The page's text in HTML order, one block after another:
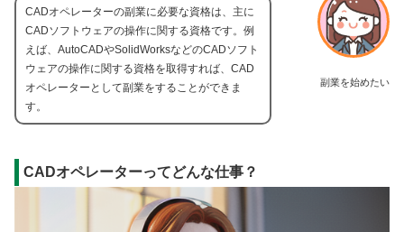
副業を始めたい
CADオペレーターの副業に必要な資格は、主に
CADソフトウェアの操作に関する資格です。例
えば、AutoCADやSolidWorksなどのCADソフト
ウェアの操作に関する資格を取得すれば、CAD
オペレーターとして副業をすることができま
す。
CADオペレーターってどんな仕事？